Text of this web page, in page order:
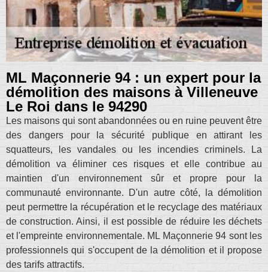
ML Maçonnerie 94 : un expert pour la
démolition des maisons à Villeneuve
Le Roi dans le 94290
Les maisons qui sont abandonnées ou en ruine peuvent être
des dangers pour la sécurité publique en attirant les
squatteurs, les vandales ou les incendies criminels. La
démolition va éliminer ces risques et elle contribue au
maintien d'un environnement sûr et propre pour la
communauté environnante. D'un autre côté, la démolition
peut permettre la récupération et le recyclage des matériaux
de construction. Ainsi, il est possible de réduire les déchets
et l'empreinte environnementale. ML Maçonnerie 94 sont les
professionnels qui s'occupent de la démolition et il propose
des tarifs attractifs.